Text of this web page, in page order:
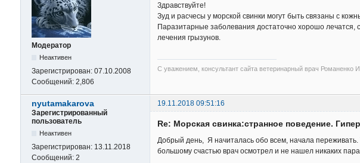
Модератор
Неактивен
Зарегистрирован: 07.10.2008
Сообщений: 2,806
Здравствуйте!
Зуд и расчесы у морской свинки могут быть связаны с
Паразитарные заболевания достаточно хорошо
лечения грызунов.
С уважением, консультант сайта ветеринарный врач Романенко
nyutamakarova
19.11.2018 09:51:16
Зарегистрированный
пользователь
Неактивен
Зарегистрирован: 13.11.2018
Сообщений: 2
Re: Морская свинка:странное поведение.
Добрый день, Я начиталась обо всем, начала
большому счастью врач осмотрел и не нашел никаких